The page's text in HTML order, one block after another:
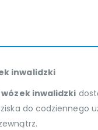
inwalidzki
wózek inwalidzki
do codziennego